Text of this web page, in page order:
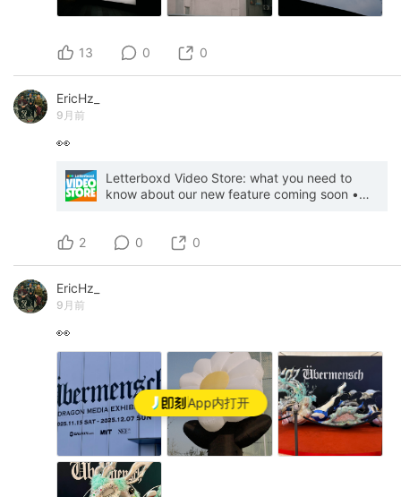
App内打开
13 0 0
EricHz_
9月前
👀
Letterboxd Video Store: what you need to
know about our new feature coming soon •
2 0 0
EricHz_
9月前
👀